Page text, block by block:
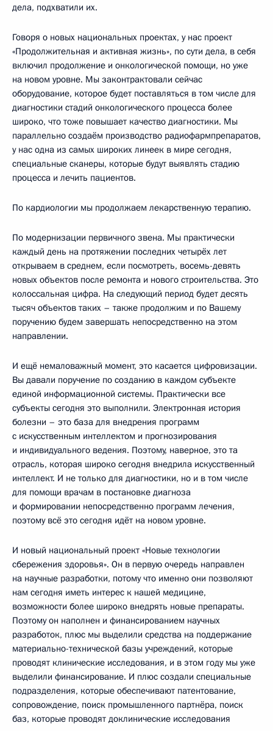
дела, подхватили их.
Говоря о новых национальных проектах, у нас проект
«Продолжительная и активная жизнь», по сути дела, в себя
включил продолжение и онкологической помощи, но уже
на новом уровне. Мы законтрактовали сейчас
оборудование, которое будет поставляться в том числе для
диагностики стадий онкологического процесса более
широко, что тоже повышает качество диагностики. Мы
параллельно создаём производство радиофармпрепаратов,
у нас одна из самых широких линеек в мире сегодня,
специальные сканеры, которые будут выявлять стадию
процесса и лечить пациентов.
По кардиологии мы продолжаем лекарственную терапию.
По модернизации первичного звена. Мы практически
каждый день на протяжении последних четырёх лет
открываем в среднем, если посмотреть, восемь-девять
новых объектов после ремонта и нового строительства. Это
колоссальная цифра. На следующий период будет десять
тысяч объектов таких – также продолжим и по Вашему
поручению будем завершать непосредственно на этом
направлении.
И ещё немаловажный момент, это касается цифровизации.
Вы давали поручение по созданию в каждом субъекте
единой информационной системы. Практически все
субъекты сегодня это выполнили. Электронная история
болезни – это база для внедрения программ
с искусственным интеллектом и прогнозирования
и индивидуального ведения. Поэтому, наверное, это та
отрасль, которая широко сегодня внедрила искусственный
интеллект. И не только для диагностики, но и в том числе
для помощи врачам в постановке диагноза
и формировании непосредственно программ лечения,
поэтому всё это сегодня идёт на новом уровне.
И новый национальный проект «Новые технологии
сбережения здоровья». Он в первую очередь направлен
на научные разработки, потому что именно они позволяют
нам сегодня иметь интерес к нашей медицине,
возможности более широко внедрять новые препараты.
Поэтому он наполнен и финансированием научных
разработок, плюс мы выделили средства на поддержание
материально-технической базы учреждений, которые
проводят клинические исследования, и в этом году мы уже
выделили финансирование. И плюс создали специальные
подразделения, которые обеспечивают патентование,
сопровождение, поиск промышленного партнёра, поиск
баз, которые проводят доклинические исследования